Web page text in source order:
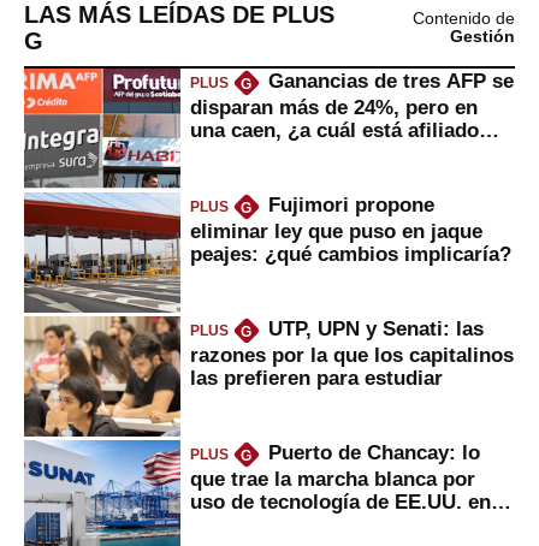
LAS MÁS LEÍDAS DE PLUS
G
Contenido de
Gestión
PLUS G
Ganancias de tres AFP se
disparan más de 24%, pero en
una caen, ¿a cuál está afiliado
PLUS G
Fujimori propone
eliminar ley que puso en jaque
peajes: ¿qué cambios implicaría?
PLUS G
UTP, UPN y Senati: las
razones por la que los capitalinos
las prefieren para estudiar
PLUS G
Puerto de Chancay: lo
que trae la marcha blanca por
uso de tecnología de EE.UU. en